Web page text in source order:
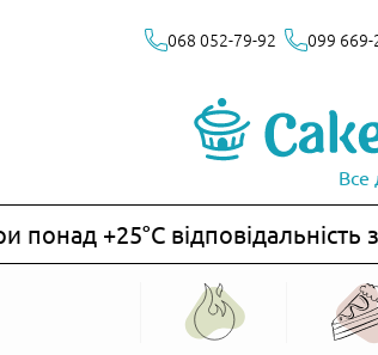
Все
068 052-79-92 099 669-
+25°C відповідальність